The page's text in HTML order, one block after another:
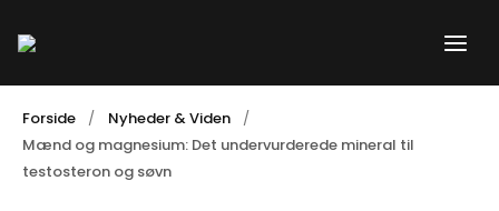
indholdet
Forside
Nyheder & Viden
Mænd og magnesium: Det undervurderede mineral til
testosteron og søvn